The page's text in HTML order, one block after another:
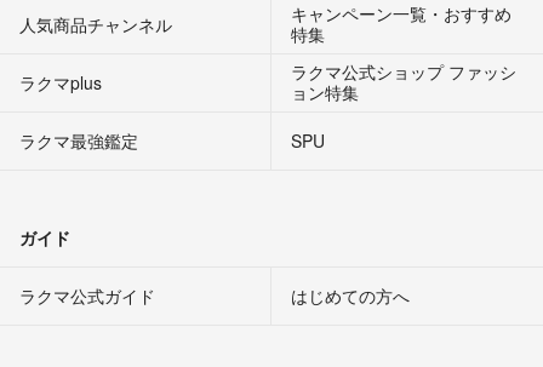
人気商品チャンネル
キャンペーン一覧・おすすめ
特集
ラクマplus
ラクマ公式ショップ ファッシ
ョン特集
ラクマ最強鑑定
SPU
ガイド
ラクマ公式ガイド はじめての方へ